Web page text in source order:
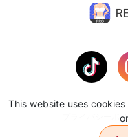
プライバシーポ
This website uses